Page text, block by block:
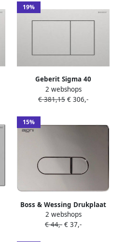
19%
Geberit Sigma 40
bedieningspaneel square
geborsteld RVS voor Sigma
2 webshops
€ 381,15 € 306,-
15%
Boss & Wessing Drukplaat
BWS Toon Chroom
2 webshops
€ 44,- € 37,-